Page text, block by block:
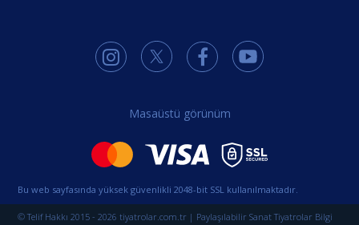
Masaüstü görünüm
Bu web sayfasında yüksek güvenlikli 2048-bit SSL kullanılmaktadır.
© Telif Hakkı 2015 - 2026 tiyatrolar.com.tr | Paylaşılabilir Sanat Tiyatrolar Bilgi